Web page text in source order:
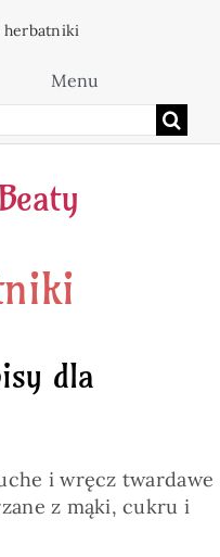
herbatniki
Menu
Home
Ciasta
Desery
Pieczywo
dla
i wręcz twardawe
z mąki, cukru i